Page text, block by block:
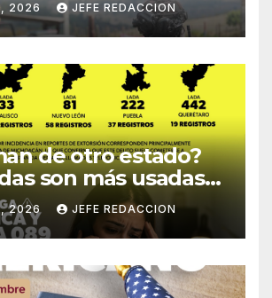
2026 JEFE REDACCION
de otro estado?
son más usadas
en
2026 JEFE REDACCION